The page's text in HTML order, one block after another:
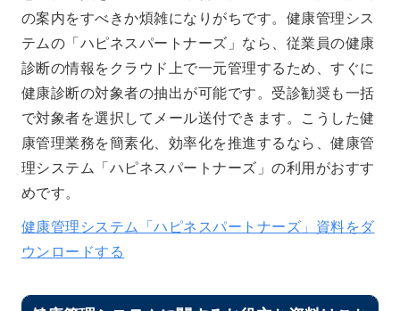
の案内をすべきか煩雑になりがちです。健康管理シス
テムの「ハピネスパートナーズ」なら、従業員の健康
診断の情報をクラウド上で一元管理するため、すぐに
健康診断の対象者の抽出が可能です。受診勧奨も一括
で対象者を選択してメール送付できます。こうした健
康管理業務を簡素化、効率化を推進するなら、健康管
理システム「ハピネスパートナーズ」の利用がおすす
めです。
健康管理システム「ハピネスパートナーズ」資料をダ
ウンロードする